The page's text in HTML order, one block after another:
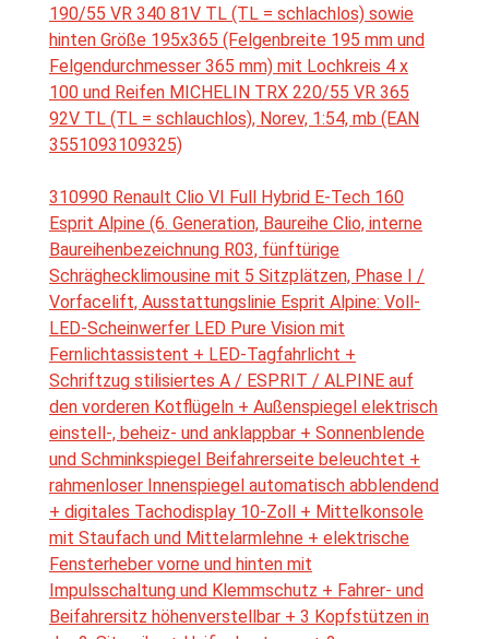
190/55 VR 340 81V TL (TL = schlachlos) sowie
hinten Größe 195x365 (Felgenbreite 195 mm und
Felgendurchmesser 365 mm) mit Lochkreis 4 x
100 und Reifen MICHELIN TRX 220/55 VR 365
92V TL (TL = schlauchlos), Norev, 1:54, mb (EAN
3551093109325)
310990 Renault Clio VI Full Hybrid E-Tech 160
Esprit Alpine (6. Generation, Baureihe Clio, interne
Baureihenbezeichnung R03, fünftürige
Schräghecklimousine mit 5 Sitzplätzen, Phase I /
Vorfacelift, Ausstattungslinie Esprit Alpine: Voll-
LED-Scheinwerfer LED Pure Vision mit
Fernlichtassistent + LED-Tagfahrlicht +
Schriftzug stilisiertes A / ESPRIT / ALPINE auf
den vorderen Kotflügeln + Außenspiegel elektrisch
einstell-, beheiz- und anklappbar + Sonnenblende
und Schminkspiegel Beifahrerseite beleuchtet +
rahmenloser Innenspiegel automatisch abblendend
+ digitales Tachodisplay 10-Zoll + Mittelkonsole
mit Staufach und Mittelarmlehne + elektrische
Fensterheber vorne und hinten mit
Impulsschaltung und Klemmschutz + Fahrer- und
Beifahrersitz höhenverstellbar + 3 Kopfstützen in